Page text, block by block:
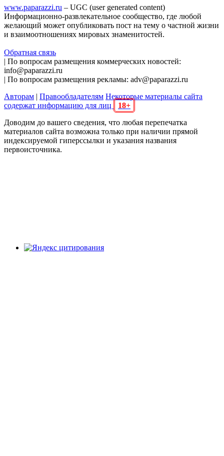
www.paparazzi.ru – UGC (user generated content)
Информационно-развлекательное сообщество, где любой
желающий может опубликовать пост на тему о частной жизни
и взаимоотношениях мировых знаменитостей.
Обратная связь
| По вопросам размещения коммерческих новостей:
info@paparazzi.ru
| По вопросам размещения рекламы: adv@paparazzi.ru
Авторам | Правообладателям Некоторые материалы сайта
содержат информацию для лиц
18+
Доводим до вашего сведения, что любая перепечатка
материалов сайта возможна только при наличии прямой
индексируемой гиперссылки и указания названия
первоисточника.